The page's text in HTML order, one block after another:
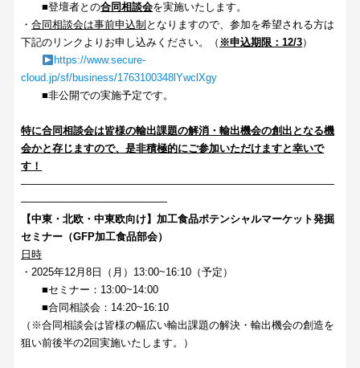
■登壇者との合同相談会を実施いたします。
・合同相談会は事前申込制 となりますので、参加を希望される方は
下記のリンクよりお申し込みください。（ ※申込期限：12/3）
https://www.secure-
cloud.jp/sf/business/1763100348lYwclXgy
■非公開での実施予定です。
特に合同相談会は皆様の輸出課題の解消・輸出機会の創出となる機
会かと存じますので、是非積極的にご参加いただけますと幸いで
す！
――――――――――――――――――――――――――――――
――――――――――――――
【中東・北欧・中東欧向け】加工食品ポテンシャルマーケット発掘
セミナー（GFP加工食品部会）
日時
・2025年12月8日（月）13:00~16:10（予定）
■セミナー：13:00~14:00
■合同相談会：14:20~16:10
（※合同相談会は皆様の幅広い輸出課題の解決・輸出機会の創造を
狙い前後半の2回実施いたします。）